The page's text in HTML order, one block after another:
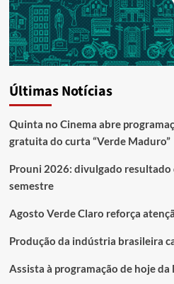
Últimas Notícias
Quinta no Cinema abre
gratuita do curta “Verde Maduro”
Prouni 2026: divulgado resultado
semestre
Agosto Verde Claro reforça
Produção da indústria brasileira
Assista à programação de hoje